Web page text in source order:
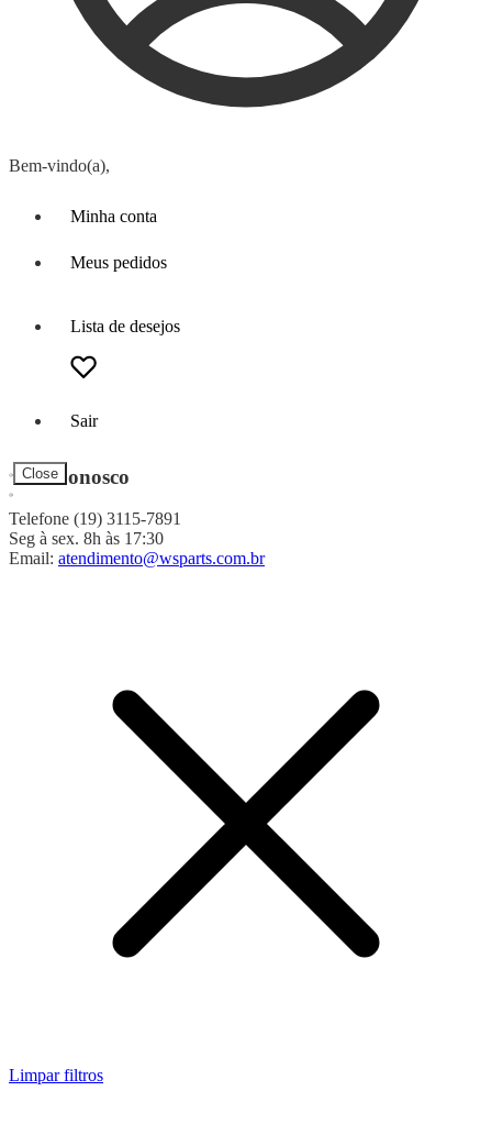
Bem-vindo(a),
Minha conta
Meus pedidos
Lista de desejos
Sair
Close
Fale Conosco
Telefone (19) 3115-7891
Seg à sex. 8h às 17:30
Email: atendimento@wsparts.com.br
Limpar filtros